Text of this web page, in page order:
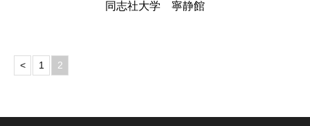
同志社大学 寧静館
< 1 2